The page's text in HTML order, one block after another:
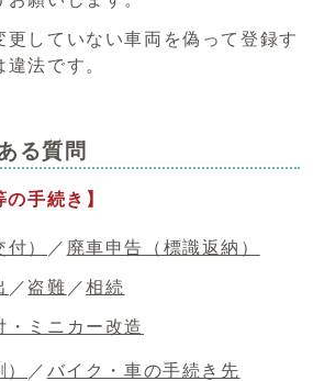
更していない車両を偽って登録す
法です。
る質問
の手続き】
） ／ 廃車申告（標識返納）
／ 盗難 ／相続
・ミニカー改造
／ バイク・車の手続き先